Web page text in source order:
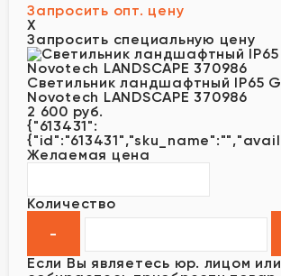
Запросить опт. цену
X
Запросить специальную цену
Светильник ландшафтный IP65
Novotech LANDSCAPE 370986
2 600 руб.
{"613431":
Желаемая цена
Количество
Если Вы являетесь юр. лицом или